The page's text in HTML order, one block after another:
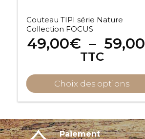
Couteau TIPI série Nature
Collection FOCUS
49,00€ – 59,00
TTC
Choix des options
la
page
du
Paiement